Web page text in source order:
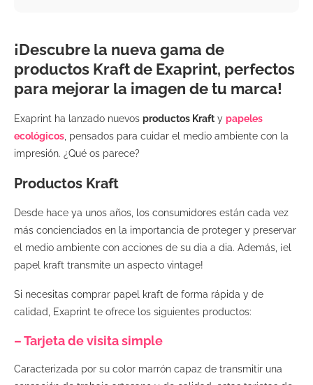
¡Descubre la nueva gama de
productos Kraft de Exaprint, perfectos
para mejorar la imagen de tu marca!
Exaprint ha lanzado nuevos productos Kraft y papeles
ecológicos, pensados para cuidar el medio ambiente con la
impresión. ¿Qué os parece?
Productos Kraft
Desde hace ya unos años, los consumidores están cada vez
más concienciados en la importancia de proteger y preservar
el medio ambiente con acciones de su dia a dia. Además, ¡el
papel kraft transmite un aspecto vintage!
Si necesitas comprar papel kraft de forma rápida y de
calidad, Exaprint te ofrece los siguientes productos:
– Tarjeta de visita simple
Caracterizada por su color marrón capaz de transmitir una